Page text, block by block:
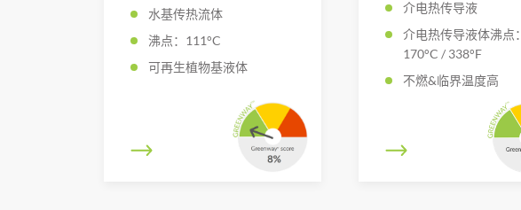
水基传热流体
沸点：111°C
可再生植物基液体
介电热传导液
介电热传导液体沸点：
170°C / 338°F
不燃&临界温度高